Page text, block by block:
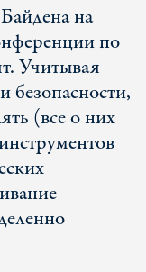
на
по
Учитывая
(все о них